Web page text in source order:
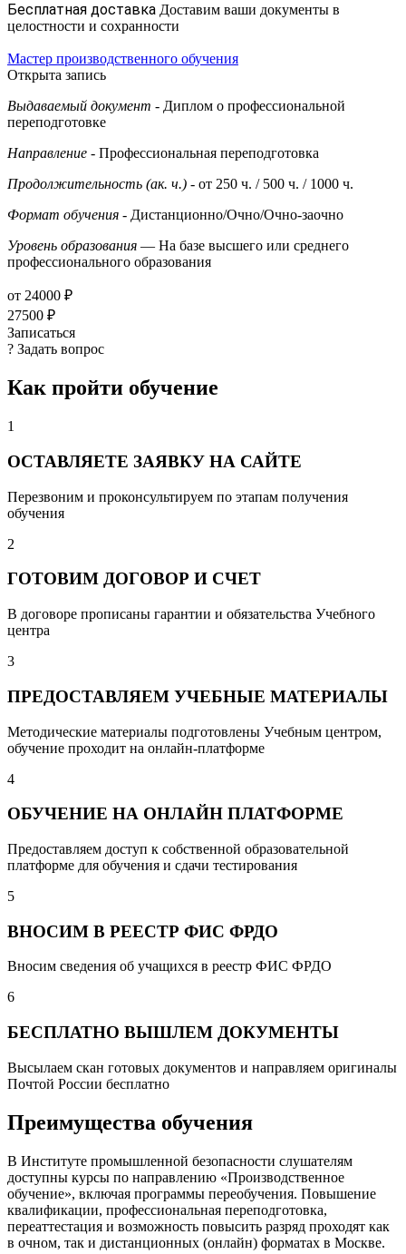
Бесплатная доставка Доставим ваши документы в
целостности и сохранности
Мастер производственного обучения
Открыта запись
Выдаваемый документ - Диплом о профессиональной
переподготовке
Направление - Профессиональная переподготовка
Продолжительность (ак. ч.) - от 250 ч. / 500 ч. / 1000 ч.
Формат обучения - Дистанционно/Очно/Очно-заочно
Уровень образования — На базе высшего или среднего
профессионального образования
от 24000 ₽
27500 ₽
Записаться
? Задать вопрос
Как пройти обучение
1
ОСТАВЛЯЕТЕ ЗАЯВКУ НА САЙТЕ
Перезвоним и проконсультируем по этапам получения
обучения
2
ГОТОВИМ ДОГОВОР И СЧЕТ
В договоре прописаны гарантии и обязательства Учебного
центра
3
ПРЕДОСТАВЛЯЕМ УЧЕБНЫЕ МАТЕРИАЛЫ
Методические материалы подготовлены Учебным центром,
обучение проходит на онлайн-платформе
4
ОБУЧЕНИЕ НА ОНЛАЙН ПЛАТФОРМЕ
Предоставляем доступ к собственной образовательной
платформе для обучения и сдачи тестирования
5
ВНОСИМ В РЕЕСТР ФИС ФРДО
Вносим сведения об учащихся в реестр ФИС ФРДО
6
БЕСПЛАТНО ВЫШЛЕМ ДОКУМЕНТЫ
Высылаем скан готовых документов и направляем оригиналы
Почтой России бесплатно
Преимущества обучения
В Институте промышленной безопасности слушателям
доступны курсы по направлению «Производственное
обучение», включая программы переобучения. Повышение
квалификации, профессиональная переподготовка,
переаттестация и возможность повысить разряд проходят как
в очном, так и дистанционных (онлайн) форматах в Москве.